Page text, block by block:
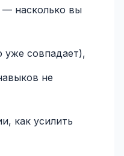
— насколько вы
уже совпадает),
не
как усилить